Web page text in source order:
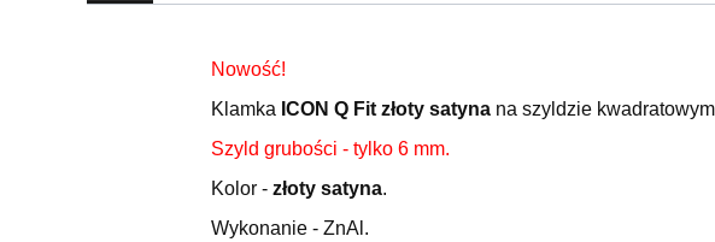
Nowość!
Klamka ICON Q Fit złoty satynana szyldzie
Szyld grubości - tylko 6 mm.
Kolor - złoty satyna.
Wykonanie - ZnAl.